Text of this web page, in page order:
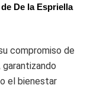
De la Espriella
compromiso de
el bienestar